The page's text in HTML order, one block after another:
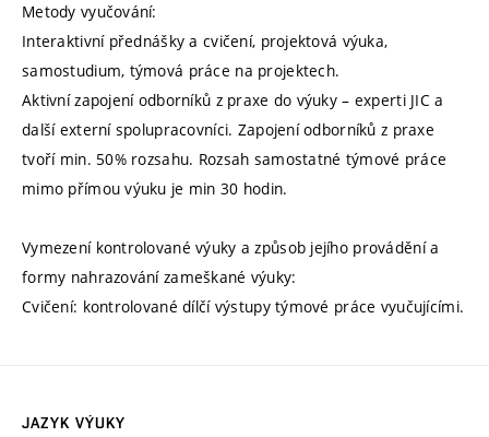
Metody vyučování:
Interaktivní přednášky a cvičení, projektová výuka,
samostudium, týmová práce na projektech.
Aktivní zapojení odborníků z praxe do výuky – experti JIC a
další externí spolupracovníci. Zapojení odborníků z praxe
tvoří min. 50% rozsahu. Rozsah samostatné týmové práce
mimo přímou výuku je min 30 hodin.
Vymezení kontrolované výuky a způsob jejího provádění a
formy nahrazování zameškané výuky:
Cvičení: kontrolované dílčí výstupy týmové práce vyučujícími.
JAZYK VÝUKY